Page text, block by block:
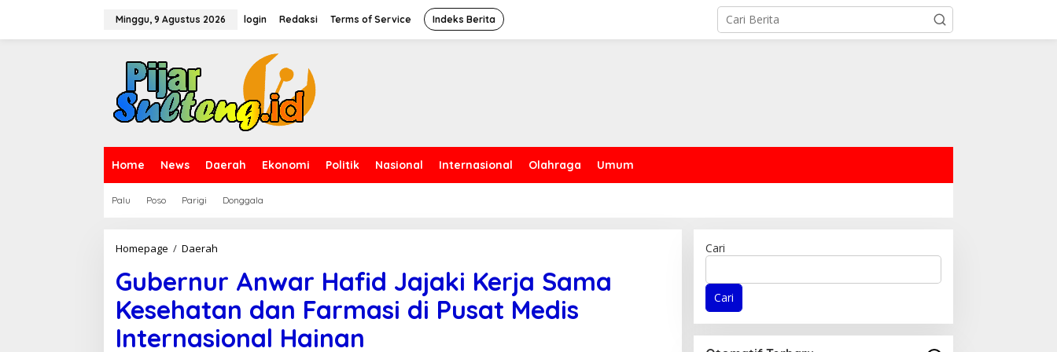
Minggu, 9 Agustus 2026 login Redaksi Terms of Service Indeks Berita
Home News Daerah Ekonomi Politik Nasional Internasional Olahraga Umum
Palu Poso Parigi Donggala
Homepage / Daerah
b
e
r
n
u
r
Gubernur Anwar Hafid Jajaki Kerja Sama
Kesehatan dan Farmasi di Pusat Medis
Internasional Hainan
Cari
Cari